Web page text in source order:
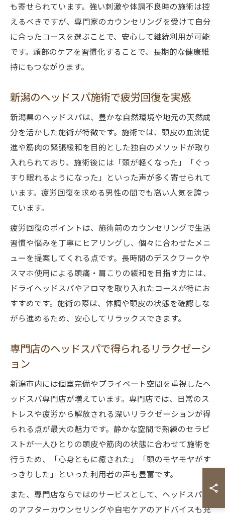
も寄せられています。強い刺激や体調不良時の施術は控
えるべきですが、専門家のカウンセリングを受けて自分
に合ったコースを選ぶことで、安心して継続利用が可能
です。頭部のケアを習慣化することで、長期的な健康維
持にもつながります。
新潟のヘッドスパ施術で疲労回復を実感
新潟県のヘッドスパは、豊かな自然環境や地元の天然成
分を活かした施術が特徴です。施術では、頭皮の血流促
進や筋肉の緊張緩和を目的とした独自のメソッドが取り
入れられており、施術後には「頭が軽くなった」「ぐっ
すり眠れるようになった」といった声が多く寄せられて
います。疲労回復を求める男性の間でも高い人気を誇っ
ています。
疲労回復のポイントは、施術前のカウンセリングで生活
習慣や悩みを丁寧にヒアリングし、個々に合わせたメニ
ューを提案してくれる点です。長時間のデスクワークや
スマホ使用による頭痛・肩こりの緩和を目指す方には、
ドライヘッドスパやアロマを取り入れたコースが特にお
すすめです。施術の際は、体調や頭皮の状態を確認しな
がら進めるため、安心してリラックスできます。
専門店のヘッドスパで得られるリラクゼーシ
ョン
新潟市内には個室完備やプライベート空間を重視したヘ
ッドスパ専門店が増えています。専門店では、日常のス
トレスや疲労から解放される深いリラクゼーションが得
られる点が最大の魅力です。静かな空間で熟練のセラピ
ストが一人ひとりの頭皮や筋肉の状態に合わせて施術を
行うため、「心身ともに癒された」「頭のモヤモヤがす
っきりした」といった利用者の声も豊富です。
また、専門店ならではのサービスとして、ヘッドスパ後
のアフターカウンセリングや自宅ケアのアドバイスも充